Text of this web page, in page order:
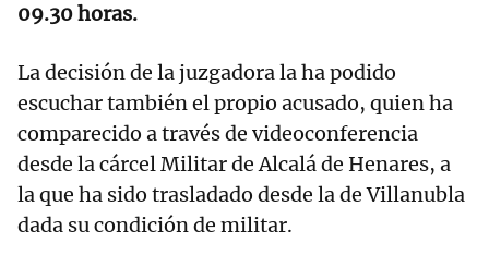
09.30 horas.
La decisión de la juzgadora la ha podido
escuchar también el propio acusado, quien ha
comparecido a través de videoconferencia
desde la cárcel Militar de Alcalá de Henares, a
la que ha sido trasladado desde la de Villanubla
dada su condición de militar.